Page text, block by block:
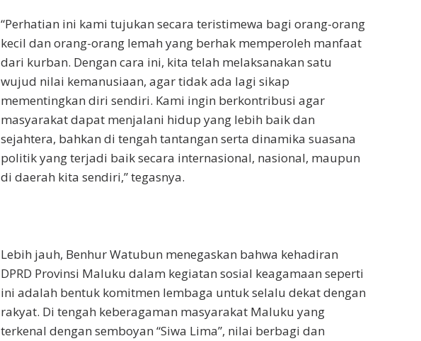
“Perhatian ini kami tujukan secara teristimewa bagi orang-orang
kecil dan orang-orang lemah yang berhak memperoleh manfaat
dari kurban. Dengan cara ini, kita telah melaksanakan satu
wujud nilai kemanusiaan, agar tidak ada lagi sikap
mementingkan diri sendiri. Kami ingin berkontribusi agar
masyarakat dapat menjalani hidup yang lebih baik dan
sejahtera, bahkan di tengah tantangan serta dinamika suasana
politik yang terjadi baik secara internasional, nasional, maupun
di daerah kita sendiri,” tegasnya.
Lebih jauh, Benhur Watubun menegaskan bahwa kehadiran
DPRD Provinsi Maluku dalam kegiatan sosial keagamaan seperti
ini adalah bentuk komitmen lembaga untuk selalu dekat dengan
rakyat. Di tengah keberagaman masyarakat Maluku yang
terkenal dengan semboyan “Siwa Lima”, nilai berbagi dan